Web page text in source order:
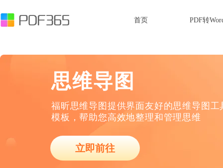
首页 PDF转
思维导图
福昕思维导图提供界面友好的思维导图
模板，帮助您高效地整理和管理思维
立即前往